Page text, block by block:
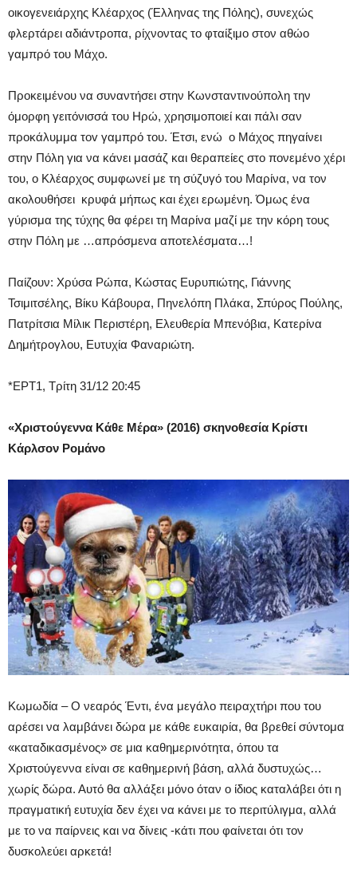
οικογενειάρχης Κλέαρχος (Έλληνας της Πόλης), συνεχώς
φλερτάρει αδιάντροπα, ρίχνοντας το φταίξιμο στον αθώο
γαμπρό του Μάχο.
Προκειμένου να συναντήσει στην Κωνσταντινούπολη την
όμορφη γειτόνισσά του Ηρώ, χρησιμοποιεί και πάλι σαν
προκάλυμμα τοv γαμπρό του. Έτσι, ενώ ο Μάχος πηγαίνει
στην Πόλη για να κάνει μασάζ και θεραπείες στο πονεμένο χέρι
του, ο Κλέαρχος συμφωνεί με τη σύζυγό του Μαρίνα, να τον
ακολουθήσει κρυφά μήπως και έχει ερωμένη. Όμως ένα
γύρισμα της τύχης θα φέρει τη Μαρίνα μαζί με την κόρη τους
στην Πόλη με …απρόσμενα αποτελέσματα…!
Παίζουν: Χρύσα Ρώπα, Κώστας Ευρυπιώτης, Γιάννης
Τσιμιτσέλης, Βίκυ Κάβουρα, Πηνελόπη Πλάκα, Σπύρος Πούλης,
Πατρίτσια Μίλικ Περιστέρη, Ελευθερία Μπενόβια, Κατερίνα
Δημήτρογλου, Ευτυχία Φαναριώτη.
*ΕΡΤ1, Τρίτη 31/12 20:45
«Χριστούγεννα Κάθε Μέρα» (2016) σκηνοθεσία Κρίστι
Κάρλσον Ρομάνο
Κωμωδία – O νεαρός Έντι, ένα μεγάλο πειραχτήρι που του
αρέσει να λαμβάνει δώρα με κάθε ευκαιρία, θα βρεθεί σύντομα
«καταδικασμένος» σε μια καθημερινότητα, όπου τα
Χριστούγεννα είναι σε καθημερινή βάση, αλλά δυστυχώς…
χωρίς δώρα. Αυτό θα αλλάξει μόνο όταν ο ίδιος καταλάβει ότι η
πραγματική ευτυχία δεν έχει να κάνει με το περιτύλιγμα, αλλά
με το να παίρνεις και να δίνεις -κάτι που φαίνεται ότι τον
δυσκολεύει αρκετά!